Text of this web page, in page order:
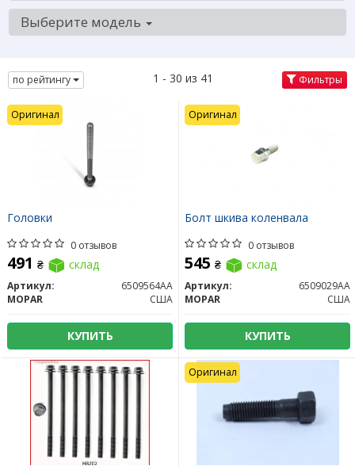
Выберите модель
по рейтингу 1 - 30 из 41 Фильтры
Головки
0 отзывов
491 ₴ склад
Артикул:
6509564AA
MOPAR
США
КУПИТЬ
Оригинал
Болт шкива коленвала
0 отзывов
545 ₴ склад
Артикул:
6509029AA
MOPAR
США
КУПИТЬ
Оригинал
Оригинал